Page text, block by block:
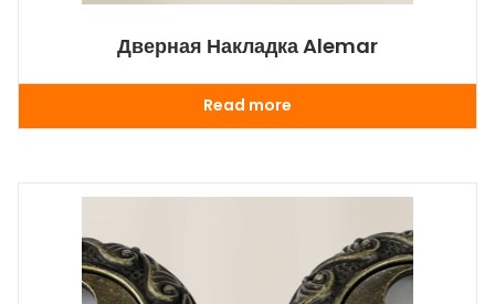
Дверная Накладка Alemar
Read more